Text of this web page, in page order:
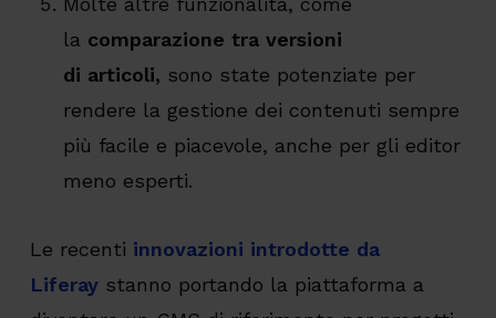
la comparazione tra versioni
di articoli, sono state potenziate per
rendere la gestione dei contenuti sempre
più facile e piacevole, anche per gli editor
meno esperti.
Le recenti innovazioni introdotte da
Liferaystanno portando la piattaforma a